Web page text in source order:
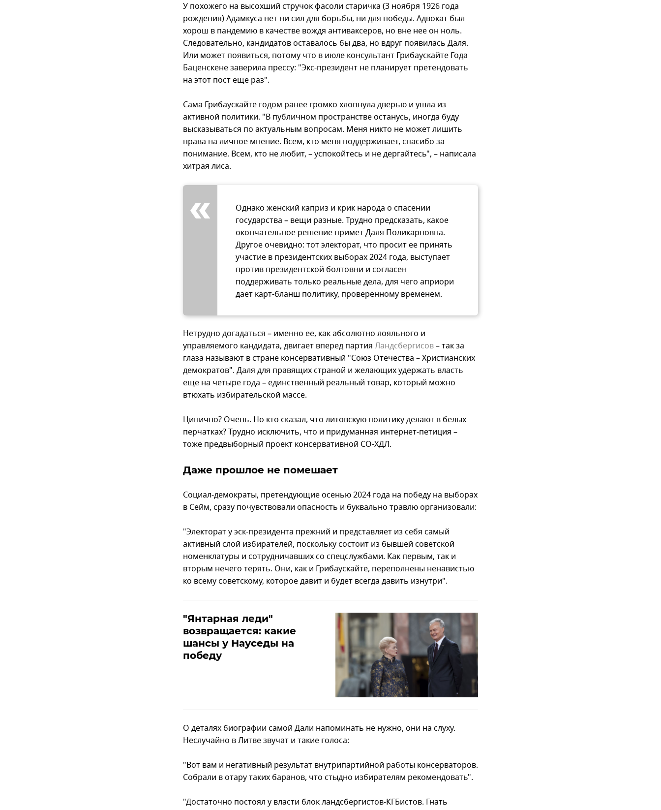
У похожего на высохший стручок фасоли старичка (3 ноября 1926 года
рождения) Адамкуса нет ни сил для борьбы, ни для победы. Адвокат был
хорош в пандемию в качестве вождя антиваксеров, но вне нее он ноль.
Следовательно, кандидатов оставалось бы два, но вдруг появилась Даля.
Или может появиться, потому что в июле консультант Грибаускайте Года
Баценскене заверила прессу: "Экс-президент не планирует претендовать
на этот пост еще раз".
Сама Грибаускайте годом ранее громко хлопнула дверью и ушла из
активной политики. "В публичном пространстве останусь, иногда буду
высказываться по актуальным вопросам. Меня никто не может лишить
права на личное мнение. Всем, кто меня поддерживает, спасибо за
понимание. Всем, кто не любит, – успокойтесь и не дергайтесь", – написала
хитрая лиса.
Однако женский каприз и крик народа о спасении
государства – вещи разные. Трудно предсказать, какое
окончательное решение примет Даля Поликарповна.
Другое очевидно: тот электорат, что просит ее принять
участие в президентских выборах 2024 года, выступает
против президентской болтовни и согласен
поддерживать только реальные дела, для чего априори
дает карт-бланш политику, проверенному временем.
Нетрудно догадаться – именно ее, как абсолютно лояльного и
управляемого кандидата, двигает вперед партия Ландсбергисов– так за
глаза называют в стране консервативный "Союз Отечества – Христианских
демократов". Даля для правящих страной и желающих удержать власть
еще на четыре года – единственный реальный товар, который можно
втюхать избирательской массе.
Цинично? Очень. Но кто сказал, что литовскую политику делают в белых
перчатках? Трудно исключить, что и придуманная интернет-петиция –
тоже предвыборный проект консервативной СО-ХДЛ.
Даже прошлое не помешает
Социал-демократы, претендующие осенью 2024 года на победу на выборах
в Сейм, сразу почувствовали опасность и буквально травлю организовали:
"Электорат у эск-президента прежний и представляет из себя самый
активный слой избирателей, поскольку состоит из бывшей советской
номенклатуры и сотрудничавших со спецслужбами. Как первым, так и
вторым нечего терять. Они, как и Грибаускайте, переполнены ненавистью
ко всему советскому, которое давит и будет всегда давить изнутри".
"Янтарная леди"
возвращается: какие
шансы у Науседы на
победу
О деталях биографии самой Дали напоминать не нужно, они на слуху.
Неслучайно в Литве звучат и такие голоса:
"Вот вам и негативный результат внутрипартийной работы консерваторов.
Собрали в отару таких баранов, что стыдно избирателям рекомендовать".
"Достаточно постоял у власти блок ландсбергистов-КГБистов. Гнать